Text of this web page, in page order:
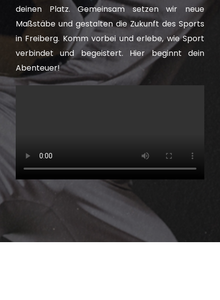
deinen Platz. Gemeinsam setzen wir neue
Maßstäbe und gestalten die Zukunft des Sports
in Freiberg. Komm vorbei und erlebe, wie Sport
verbindet und begeistert. Hier beginnt dein
Abenteuer!